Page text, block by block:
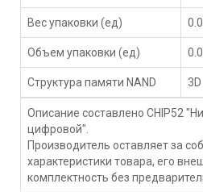
Вес упаковки (ед)
Объем упаковки (ед)
Структура памяти NAND 3D
Описание составлено CHIP52
цифровой".
Производитель оставляет за
характеристики товара, его
комплектность без